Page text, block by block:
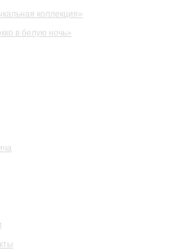
коллекция»
в белую ночь»